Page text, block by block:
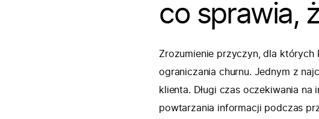
co sprawia,
Zrozumienie przyczyn, dla których
ograniczania churnu. Jednym z
klienta. Długi czas oczekiwania
powtarzania informacji podczas